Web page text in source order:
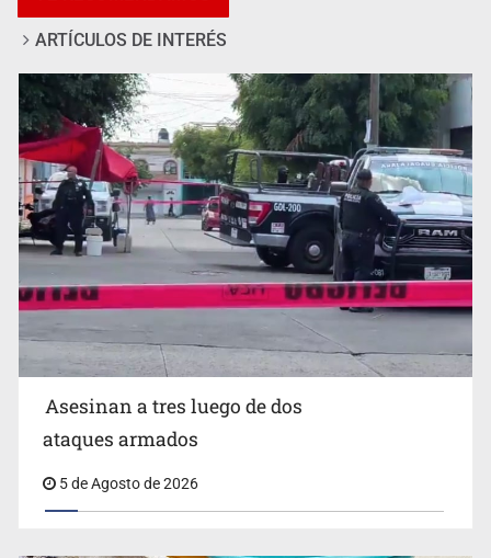
Mujer resulta lesionada tras ataque de pitbull en
Zapopan
ARTÍCULOS DE INTERÉS
Asesinan a tres luego de dos
ataques armados
5 de Agosto de 2026